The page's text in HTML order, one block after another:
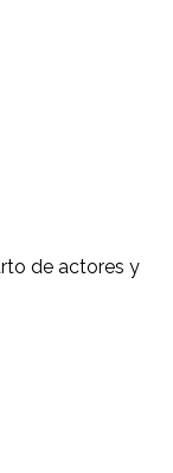
de actores y